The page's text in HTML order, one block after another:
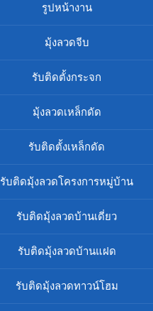
รูปหน้างาน
มุ้งลวดจีบ
รับติดตั้งกระจก
มุ้งลวดเหล็กดัด
รับติดตั้งเหล็กดัด
รับติดมุ้งลวดโครงการหมู่บ้าน
รับติดมุ้งลวดบ้านเดี่ยว
รับติดมุ้งลวดบ้านแฝด
รับติดมุ้งลวดทาวน์โฮม